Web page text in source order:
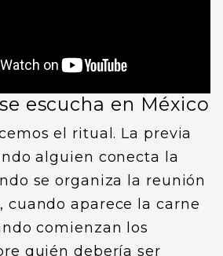
escucha en México
el ritual. La previa
alguien conecta la
se organiza la reunión
cuando aparece la carne
comienzan los
quién debería ser